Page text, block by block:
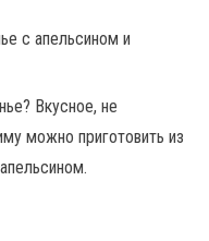
Вкусное, не
можно приготовить из